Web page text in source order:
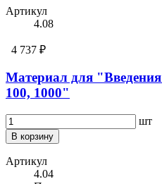
Артикул
4.08
4 737 ₽
Материал для
100, 1000"
шт
В корзину
Артикул
4.04